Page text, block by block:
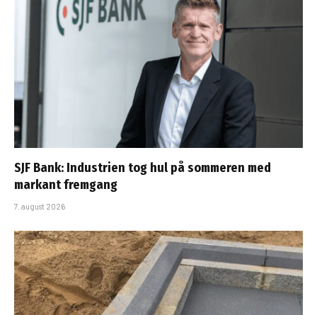
SJF Bank: Industrien tog hul på sommeren med
markant fremgang
7. august 2026